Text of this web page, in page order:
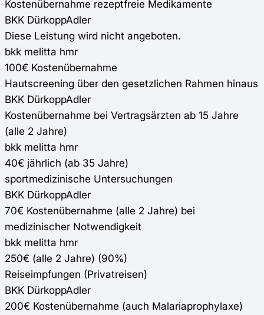
Kostenübernahme rezeptfreie Medikamente
BKK DürkoppAdler
Diese Leistung wird nicht angeboten.
bkk melitta hmr
100€ Kostenübernahme
Hautscreening über den gesetzlichen Rahmen hinaus
BKK DürkoppAdler
Kostenübernahme bei Vertragsärzten ab 15 Jahre
(alle 2 Jahre)
bkk melitta hmr
40€ jährlich (ab 35 Jahre)
sportmedizinische Untersuchungen
BKK DürkoppAdler
70€ Kostenübernahme (alle 2 Jahre) bei
medizinischer Notwendigkeit
bkk melitta hmr
250€ (alle 2 Jahre) (90%)
Reiseimpfungen (Privatreisen)
BKK DürkoppAdler
200€ Kostenübernahme (auch Malariaprophylaxe)